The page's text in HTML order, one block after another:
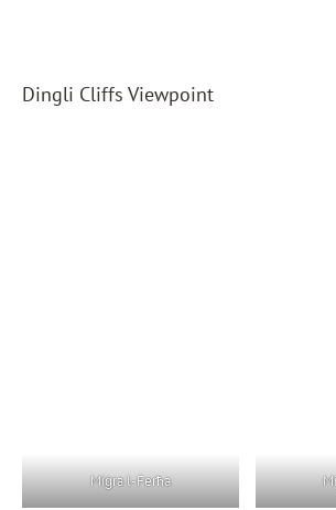
Dingli Cliffs Viewpoint
Miġra l-Ferħa